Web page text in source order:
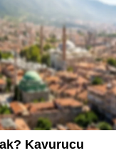
Kavurucu